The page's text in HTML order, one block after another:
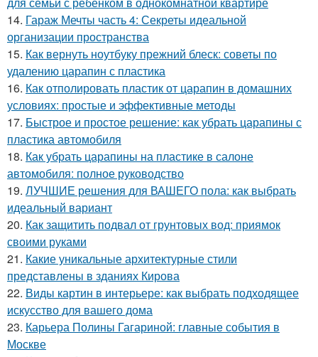
14. Гараж Мечты часть 4: Секреты идеальной
организации пространства
15. Как вернуть ноутбуку прежний блеск: советы по
удалению царапин с пластика
16. Как отполировать пластик от царапин в домашних
условиях: простые и эффективные методы
17. Быстрое и простое решение: как убрать царапины с
пластика автомобиля
18. Как убрать царапины на пластике в салоне
автомобиля: полное руководство
19. ЛУЧШИЕ решения для ВАШЕГО пола: как выбрать
идеальный вариант
20. Как защитить подвал от грунтовых вод: приямок
своими руками
21. Какие уникальные архитектурные стили
представлены в зданиях Кирова
22. Виды картин в интерьере: как выбрать подходящее
искусство для вашего дома
23. Карьера Полины Гагариной: главные события в
Москве